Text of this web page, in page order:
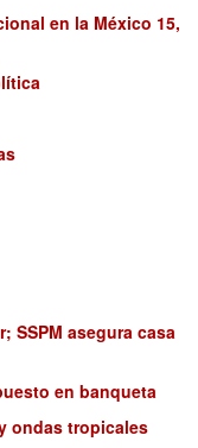
en la México 15,
SSPM asegura casa
en banqueta
ondas tropicales